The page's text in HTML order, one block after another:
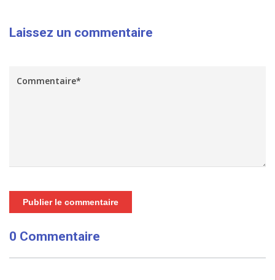
Laissez un commentaire
Publier le commentaire
0 Commentaire